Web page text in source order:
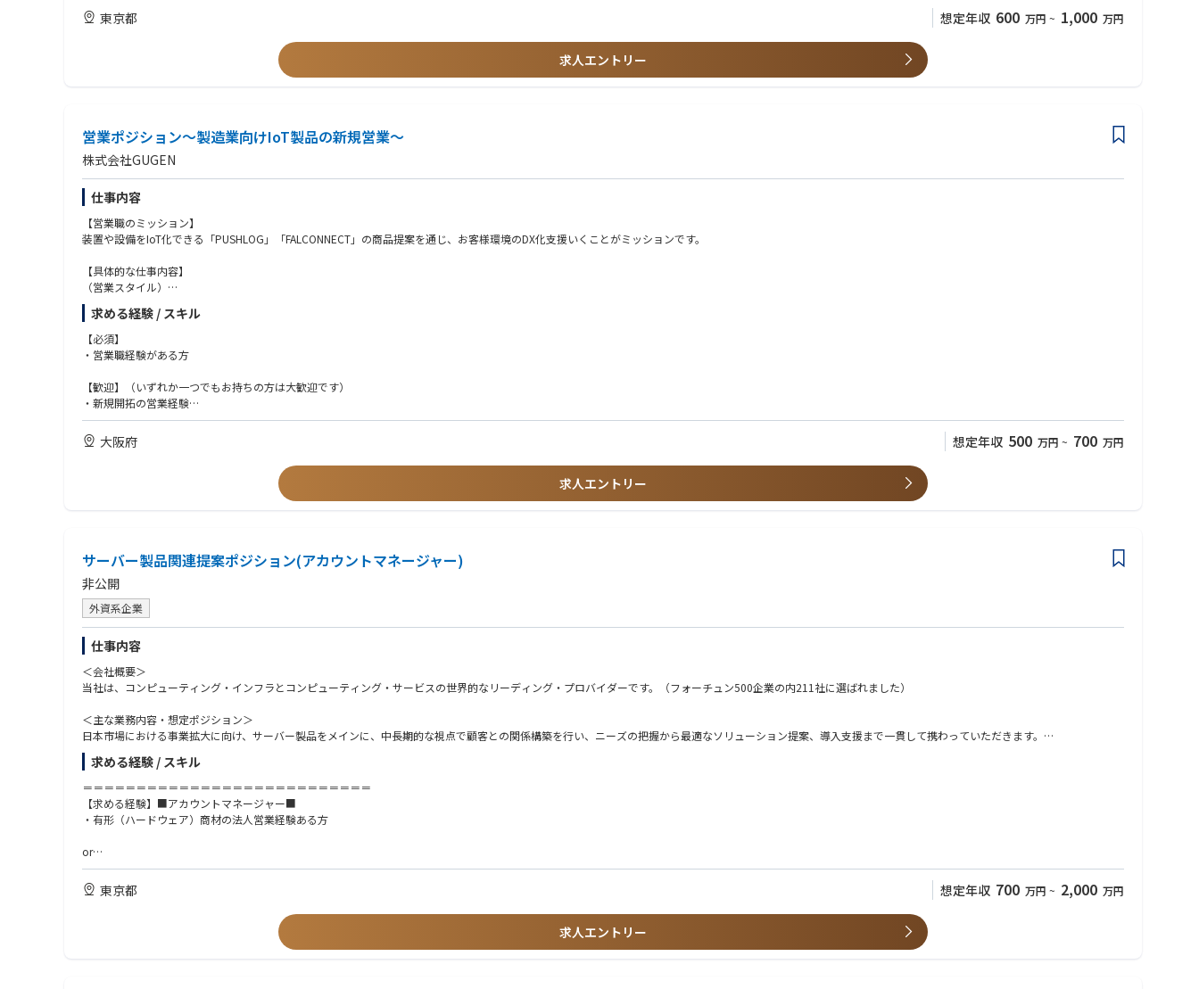
■顧客および地域パートナーへの出張対応が可能な方
東京都 想定年収 600 万円 ~ 1,000 万円
求人エントリー
営業ポジション～製造業向けIoT製品の新規営業～
株式会社GUGEN
仕事内容
【営業職のミッション】
装置や設備をIoT化できる「PUSHLOG」「FALCONNECT」の商品提案を通じ、お客様環境のDX化支援いくことがミッションです。
【具体的な仕事内容】
（営業スタイル）
・営業エリアは全国にわたるため、商談はすべてオンラインで行います。
・お客様は製造業を中心に、何らかの装置やセンサを利用されている方がほとんどです。それらのリモート操作やデータ収集に関するニーズに合わせて、商品の活用方法などを提案していく為、コンサルティング営業
の側面が強いです。
・一定のリード顧客に対するアプローチがメインのため、テレアポを含めたいわゆる”飛び込み営業”は一切行いません。
・新規営業の比率が高いですが、当社商品はサブスクリプションライセンスの形態を取っているため、お客様の利用状況に応じて、契約継続に向けた対応を行います。
（PR活動業務）
［キャリアイメージ］
●少数精鋭で事業拡大に取組んでいるため、会社の成長とご自身の成長をリアルに感じる事が出来ます。
●飛び込み営業を行わないため、お客様の課題解決に向けた提案検討など、顧客満足度を高める営業活動に注力できます。
●業界や商品特徴の理解を進める中で、最新の技術（クラウド、セキュリティ、通信規格など）を学ぶことができるため、単なるモノ売りではなく、コンサルティング力が磨かれます。
求める経験 / スキル
【必須】
・営業職経験がある方
【歓迎】（いずれか一つでもお持ちの方は大歓迎です）
・新規開拓の営業経験
・自社プロダクトの営業経験
・IT業界・製造業・FA業界での営業経験
・ベンチャーマインドをもって主体的にスキル習得をし、キャリアアップを目指したい方
大阪府 想定年収 500 万円 ~ 700 万円
求人エントリー
サーバー製品関連提案ポジション(アカウントマネージャー)
非公開
外資系企業
仕事内容
＜会社概要＞
当社は、コンピューティング・インフラとコンピューティング・サービスの世界的なリーディング・プロバイダーです。（フォーチュン500企業の内211社に選ばれました）
＜主な業務内容・想定ポジション＞
日本市場における事業拡大に向け、サーバー製品をメインに、中長期的な視点で顧客との関係構築を行い、ニーズの把握から最適なソリューション提案、導入支援まで一貫して携わっていただきます。
ご経験・強みに応じて、以下の役割を軸にご活躍いただくことを想定しています。
・アカウントマネージャー（もしくはプリセールス）：主要顧客のアカウントマネジメントおよびビジネス拡大
日本市場は現在も順調に成長を続けており、事業拡大フェーズならではの裁量とチャンスがあります。
また、将来的なキャリアパスも多様で、営業・技術いずれの方向でも専門性を高めていける点が大きな魅力です。
求める経験 / スキル
＝＝＝＝＝＝＝＝＝＝＝＝＝＝＝＝＝＝＝＝＝＝＝＝＝＝＝
【求める経験】■アカウントマネージャー■
・有形（ハードウェア）商材の法人営業経験ある方
or
【求める経験】■プリセールス■
・サーバー製品知識
・RHEL (RedHat 企業版）、VMware、HCIに関するスキル
＝＝＝＝＝＝＝＝＝＝＝＝＝＝＝＝＝＝＝＝＝＝＝＝＝＝＝
東京都 想定年収 700 万円 ~ 2,000 万円
求人エントリー